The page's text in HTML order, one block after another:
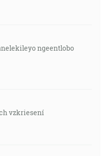
ngeentlobo
vzkriesení